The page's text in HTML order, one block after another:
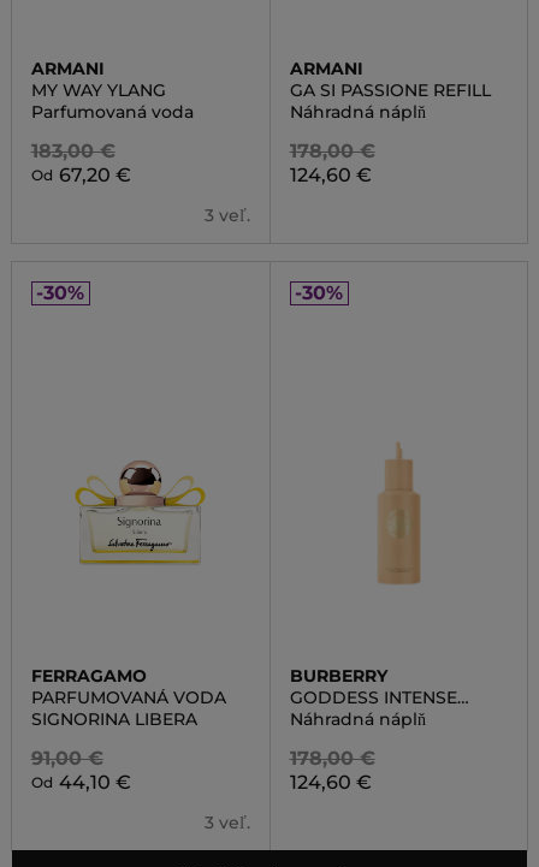
ARMANI
MY WAY YLANG
Parfumovaná voda
183,00 €
Od 67,20 €
3 veľ.
ARMANI
GA SI PASSIONE REFILL
Náhradná náplň
178,00 €
124,60 €
-30%
FERRAGAMO
PARFUMOVANÁ VODA
SIGNORINA LIBERA
91,00 €
Od 44,10 €
3 veľ.
-30%
BURBERRY
GODDESS INTENSE
REFILL
Náhradná náplň
178,00 €
124,60 €